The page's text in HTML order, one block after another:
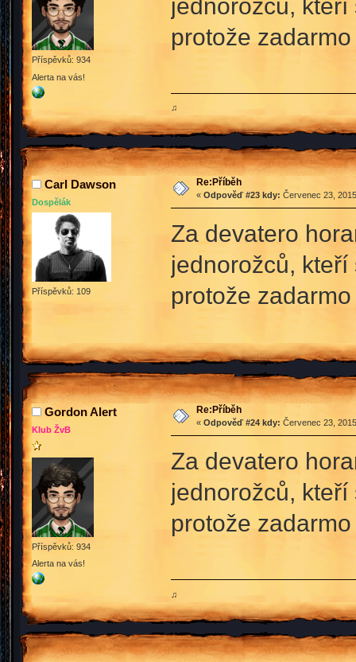
Příspěvků: 934
Alerta na vás!
protože
♫
Carl Dawson
Dospělák
Příspěvků: 109
Re:Příběh
« Odpověď #23 kdy: Červenec 23,
Za devatero
jednorožců,
protože
Gordon Alert
Klub ŽvB
Příspěvků: 934
Alerta na vás!
Re:Příběh
« Odpověď #24 kdy: Červenec 23,
Za devatero
jednorožců,
protože
♫